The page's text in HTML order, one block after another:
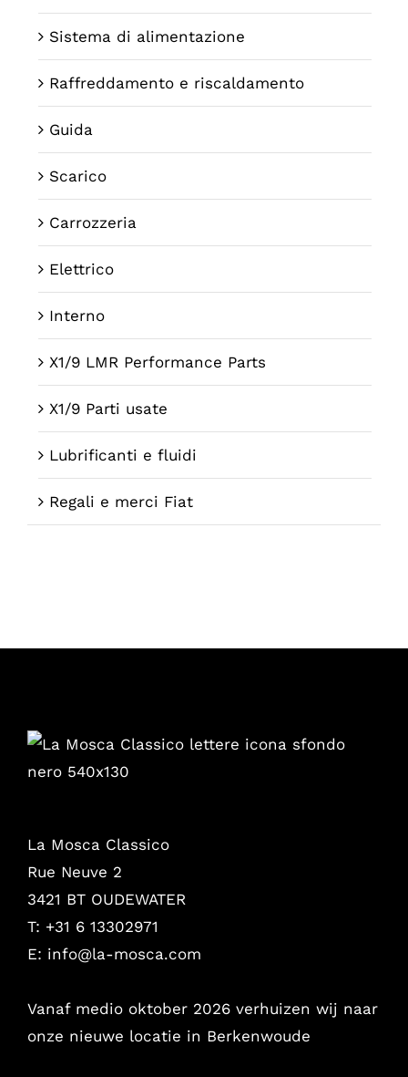
Sistema di alimentazione
Raffreddamento e riscaldamento
Guida
Scarico
Carrozzeria
Elettrico
Interno
X1/9 LMR Performance Parts
X1/9 Parti usate
Lubrificanti e fluidi
Regali e merci Fiat
La Mosca Classico
Rue Neuve 2
3421 BT OUDEWATER
T: +31 6 13302971
E: info@la-mosca.com
Vanaf medio oktober 2026 verhuizen wij naar
onze nieuwe locatie in Berkenwoude